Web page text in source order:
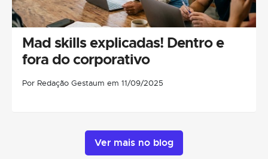
Mad skills explicadas! Dentro e
fora do corporativo
Por Redação Gestaum em 11/09/2025
Ver mais no blog